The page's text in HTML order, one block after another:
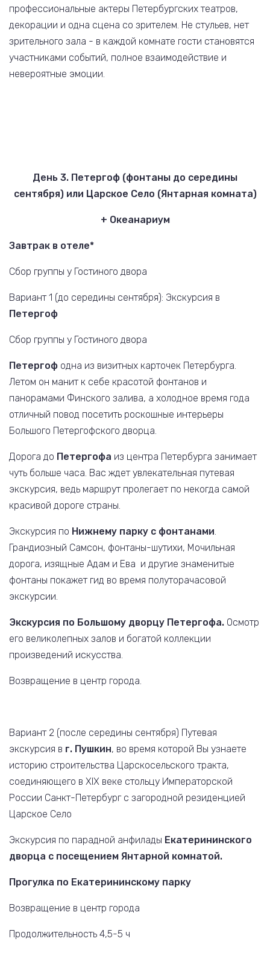
профессиональные актеры Петербургских театров,
декорации и одна сцена со зрителем. Не стульев, нет
зрительного зала - в каждой комнате гости становятся
участниками событий, полное взаимодействие и
невероятные эмоции.
День 3. Петергоф (фонтаны до середины
сентября) или Царское Село (Янтарная комната)
+ Океанариум
Завтрак в отеле*
Сбор группы у Гостиного двора
Вариант 1 (до середины сентября): Экскурсия в
Петергоф
Сбор группы у Гостиного двора
Петергоф одна из визитных карточек Петербурга.
Летом он манит к себе красотой фонтанов и
панорамами Финского залива, а холодное время года
отличный повод посетить роскошные интерьеры
Большого Петергофского дворца.
Дорога до Петергофа из центра Петербурга занимает
чуть больше часа. Вас ждет увлекательная путевая
экскурсия, ведь маршрут пролегает по некогда самой
красивой дороге страны.
Экскурсия по Нижнему парку с фонтанами.
Грандиозный Самсон, фонтаны-шутихи, Мочильная
дорога, изящные Адам и Ева и другие знаменитые
фонтаны покажет гид во время полуторачасовой
экскурсии.
Экскурсия по Большому дворцу Петергофа. Осмотр
его великолепных залов и богатой коллекции
произведений искусства.
Возвращение в центр города.
Вариант 2 (после середины сентября) Путевая
экскурсия в г. Пушкин, во время которой Вы узнаете
историю строительства Царскосельского тракта,
соединяющего в XIX веке стольцу Императорской
России Санкт-Петербург с загородной резиденцией
Царское Село
Экскурсия по парадной анфилады Екатерининского
дворца с посещением Янтарной комнатой.
Прогулка по Екатерининскому парку
Возвращение в центр города
Продолжительность 4,5-5 ч